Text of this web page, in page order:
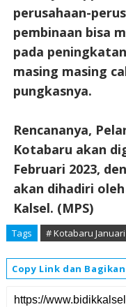
perusahaan-
pembinaan bisa
pada
masing masing
pungkasnya.
Rencananya,
Kotabaru akan
Februari 2023,
akan dihadiri
Kalsel. (MPS)
Tags # Kotabaru Januari
Copy Link dan